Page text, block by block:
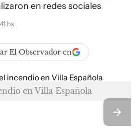
en redes sociales
hs
El Observador en
en Villa Española